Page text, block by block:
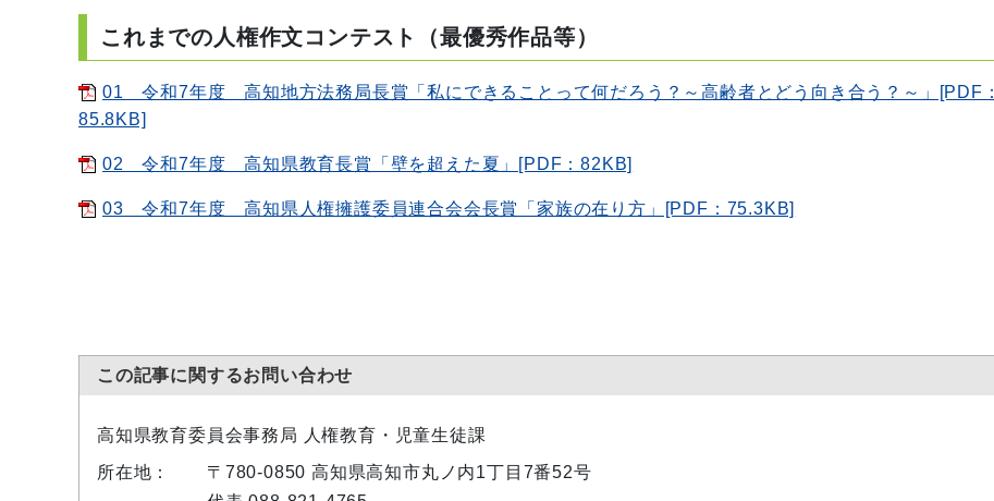
これまでの人権作文コンテスト（最優秀作品等）
01 令和7年度 高知地方法務局長賞「私にできることって何だろう？～高齢者とどう向き合う？～」[PDF：
85.8KB]
02 令和7年度 高知県教育長賞「壁を超えた夏」[PDF：82KB]
03 令和7年度 高知県人権擁護委員連合会会長賞「家族の在り方」[PDF：75.3KB]
この記事に関するお問い合わせ
高知県教育委員会事務局 人権教育・児童生徒課
所在地：
〒780-0850 高知県高知市丸ノ内1丁目7番52号